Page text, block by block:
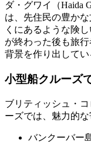
ダ・グワイ（Haida
は、先住民の豊か
くにあるような険
が終わった後も旅
背景を作り出してい
小型船クルーズ
ブリティッシュ・
ーズでは、魅力的
バンクーバー